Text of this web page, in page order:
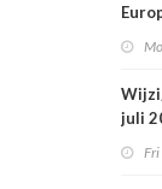
juli
Fri